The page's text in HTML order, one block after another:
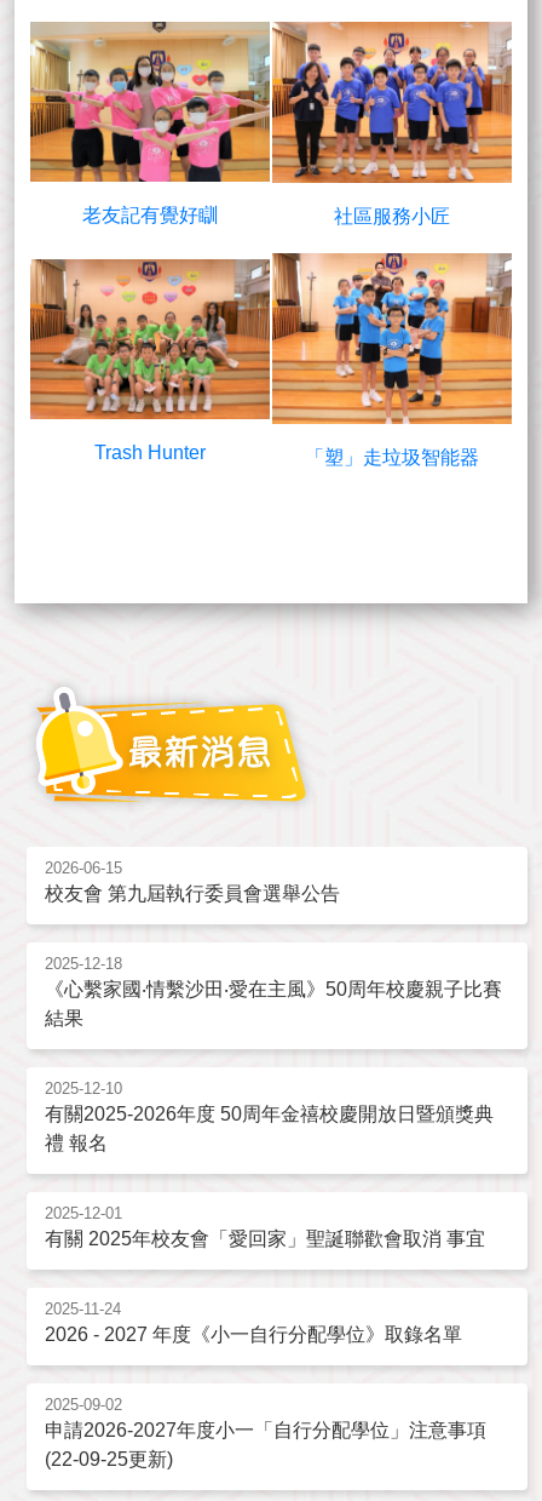
老友記有覺好瞓 社區服務小匠
Trash Hunter 「塑」走垃圾智能器
2026-06-15
校友會 第九屆執行委員會選舉公告
2025-12-18
《心繫家國‧情繫沙田‧愛在主風》50周年校慶親子比賽
結果
2025-12-10
有關2025-2026年度 50周年金禧校慶開放日暨頒獎典
禮 報名
2025-12-01
有關 2025年校友會「愛回家」聖誕聯歡會取消 事宜
2025-11-24
2026 - 2027 年度《小一自行分配學位》取錄名單
2025-09-02
申請2026-2027年度小一「自行分配學位」注意事項
(22-09-25更新)